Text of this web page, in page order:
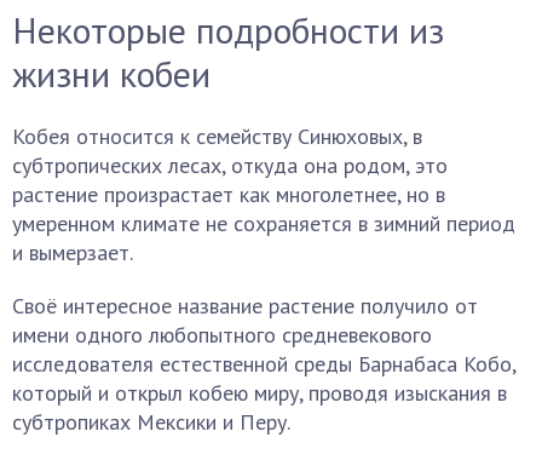
Некоторые подробности из
жизни кобеи
Кобея относится к семейству Синюховых, в
субтропических лесах, откуда она родом, это
растение произрастает как многолетнее, но в
умеренном климате не сохраняется в зимний период
и вымерзает.
Своё интересное название растение получило от
имени одного любопытного средневекового
исследователя естественной среды Барнабаса Кобо,
который и открыл кобею миру, проводя изыскания в
субтропиках Мексики и Перу.